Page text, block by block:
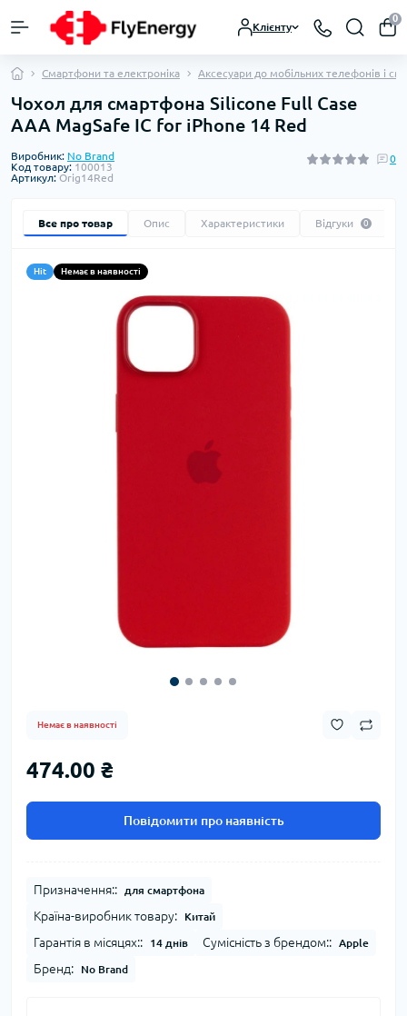
Клієнту
0
Смартфони та електроніка Аксесуари до мобільних телефонів і
Чохол для смартфона Silicone Full Case
AAA MagSafe IC for iPhone 14 Red
Виробник: No Brand
Код товару: 100013
Артикул: Orig14Red
0
Все про товар Опис Характеристики Відгуки 0
Hit Немає в наявності
Немає в наявності
474.00 ₴
Повідомити про наявність
Призначення:: для смартфона
Країна-виробник товару: Китай
Гарантія в місяцях:: 14 днів Сумісність з брендом:: Apple
Бренд: No Brand